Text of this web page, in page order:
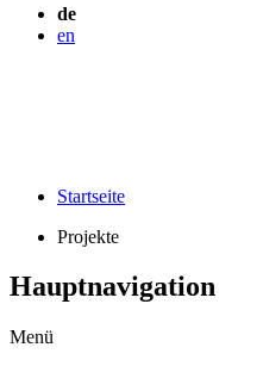
de
en
Startseite
Projekte
Hauptnavigation
Menü